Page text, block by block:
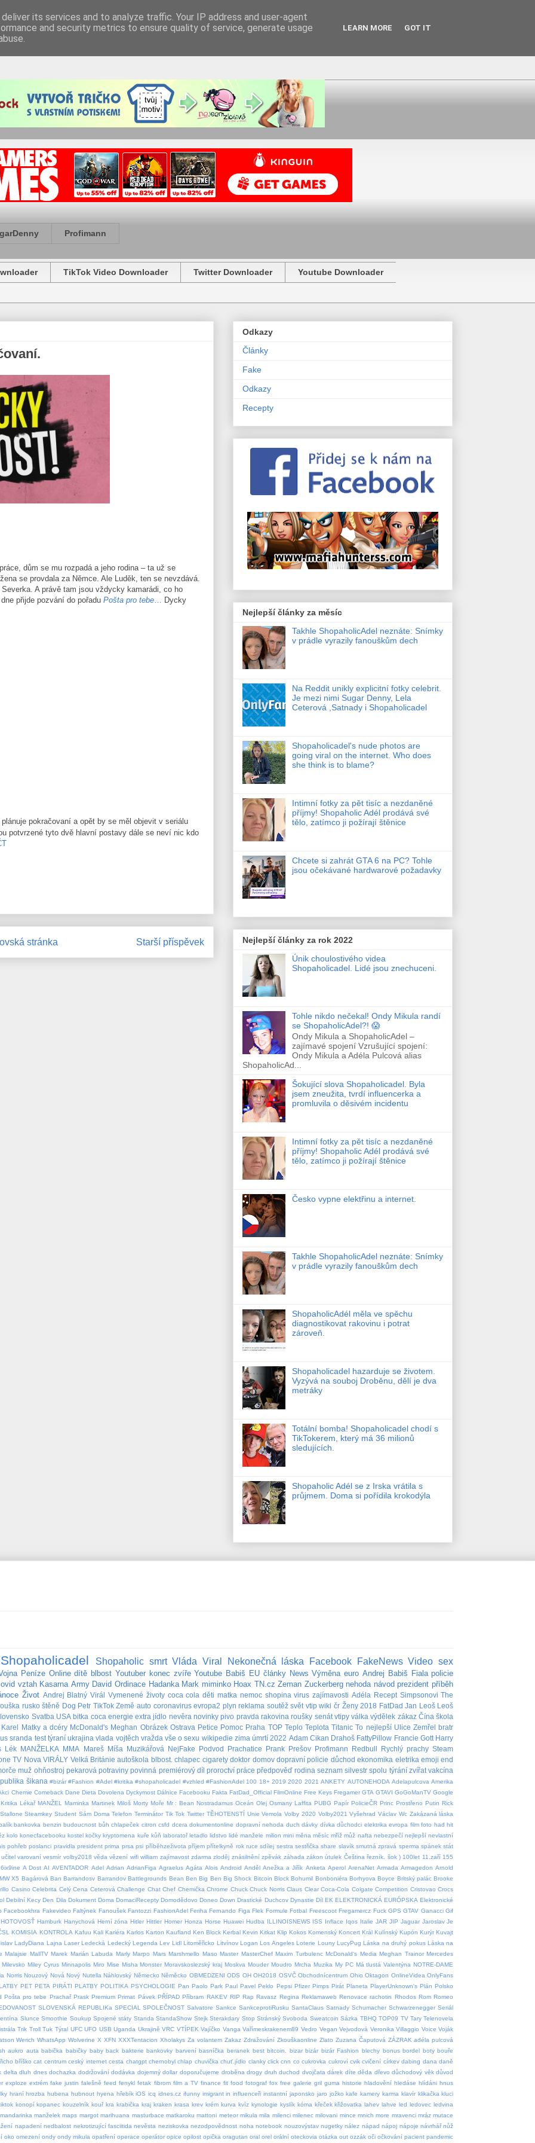
Profimann
TikTok Video Downloader Twitter Downloader Youtube Downloader
dům se mu rozpadá a jeho rodina – ta už se
se provdala za Němce. Ale Luděk, ten se nevzdává.
A právě tam jsou vždycky kamarádi, co ho
přijde pozvání do pořadu Pošta pro tebe… Dycky
pokračovaní a opět by se měl objevit v seriálu
potvrzené tyto dvě hlavní postavy dále se neví nic kdo
Starší příspěvek
stránka
Odkazy
Články
Fake
Odkazy
Recepty
Nejlepší články za měsíc
Takhle ShopaholicAdel neznáte: Snímky
v prádle vyrazily fanouškům dech
Na Reddit unikly explicitní fotky celebrit.
Je mezi nimi Sugar Denny, Lela
Ceterová ,Satnady i Shopaholicadel
Shopaholicadel's nude photos are
going viral on the internet. Who does
she think is to blame?
Intimní fotky za pět tisíc a nezdaněné
příjmy! Shopaholic Adél prodává své
tělo, zatímco ji požírají štěnice
Chcete si zahrát GTA 6 na PC? Tohle
jsou očekávané hardwarové požadavky
Nejlepší články za rok 2022
Únik choulostivého videa
Shopaholicadel. Lidé jsou znechuceni.
Tohle nikdo nečekal! Ondy Mikula randí
se ShopaholicAdel?! 😱
Ondy Mikula a ShopaholicAdel –
zajímavé spojení Vzrušující spojení:
Ondy Mikula a Adéla Pulcová alias
ShopaholicAd...
Šokující slova Shopaholicadel. Byla
jsem zneužita, tvrdí influencerka a
promluvila o děsivém incidentu
Intimní fotky za pět tisíc a nezdaněné
příjmy! Shopaholic Adél prodává své
tělo, zatímco ji požírají štěnice
Česko vypne elektřinu a internet.
Takhle ShopaholicAdel neznáte: Snímky
v prádle vyrazily fanouškům dech
ShopaholicAdél měla ve spěchu
diagnostikovat rakovinu i potrat
zároveň.
Shopaholicadel hazarduje se životem.
Vyzývá na souboj Droběnu, dělí je dva
metráky
Totální bomba! Shopaholicadel chodí s
TikTokerem, který má 36 milionů
sledujících.
Shopaholic Adél se z Irska vrátila s
průjmem. Doma si pořídila krokodýla
Shopaholic smrt Vláda Viral Nekonečná láska Facebook FakeNews Video sex
Peníze Online dítě blbost Youtuber konec zvíře Youtube Babiš EU články News Výměna euro Andrej Babiš Fiala policie
vztah Kasarna Army David Ordinace Hadanka Mark miminko Hoax TN.cz Zeman Zuckerberg nehoda návod prezident příběh
Život Andrej Blatný Virál Vymenené životy coca cola děti matka nemoc shopina virus zajímavosti Adéla Recept Simpsonovi The
rusko štěně Dog Petr TikTok Země auto coronavirus evropa2 plyn reklama soutěž svět vtip wiki čr Ženy 2018 FatDad Jan Leoš Leoš
Svatba USA bitka coca energie extra jídlo nevěra novinky pivo pravda rakovina roušky senát vtipy válka výdělek zákaz Čína škola
Karel Matky a dcéry McDonald's Meghan Obrázek Ostrava Petice Pomoc Praha TOP Teplo Teplota Titanic To nejlepší Ulice Zemřel bratr
sranda test týraní ukrajina vlada vojtěch vražda vše o sexu wikipedie zima úmrtí 2022 Adam Cikan Drahoš FattyPillow Francie Gott Harry
Lék MANŽELKA MMA Mareš Míša Muzikářová NejFake Podvod Prachatice Prank Prešov Profimann Redbull Rychlý prachy Steam
TV Nova VIRÁLY Velká Británie autoškola blbost. chlapec cigarety doktor domov dopravní policie důchod ekonomika eletrika emoji end
muž ohňostroj pekarová potraviny povinná premiérový díl proroctví práce předpověď rodina seznam silvestr spolu týrání zvířat vakcína
šikana #bizár #Fashion #Adel #kritika #shopaholicadel #vzhled #FashionAdel 100 18+ 2019 2020 2021 ANKETY AUTONEHODA Adelapulcova Amerika
Chemie Comeback Dane Dieta Dovolena Dyckymost Dálnice Facebooku Fakta FatDad_Official FilmOnline Free Keys Fregamer GTA GTAVI GoGoManTV Google
Kritika Lékař MANŽEL Maminka Martinek Miloš Morty Moře Mr : Bean Nostradamus Oceán Olej Osmany Laffita PUBG Papír PolicieČR Princ Prostřeno Putin Rick
Stallone Steamkey Student Sám Doma Telefon Terminátor Tik Tok Twitter TĚHOTENSTÍ Unie Vemola Volby 2020 Volby2021 Vyšehrad Václav Wc Zakázaná láska
bankovka benzin budoucnost bůh chlapeček citron csfd dcera dokumentonline dopravní nehoda duch dávky dívka důchodci elektrika evropa film foto had hit
kolo konecfacebooku kostel kočky kryptomena kuře kůň laboratoř letadlo lidstvo lidé manžele milion mini měna měsíc mříž můž nafta nebezpečí nejlepší nevlastní
pohřeb poslanci pravidla president prima prsa psi příběhzeživota příjem přítelkyně rok ruce sdílej sestra sestřička share slavík smutná zpravá sperma spánek stát
učitel varovaní vesmír volby2018 věda vězení wifi william zajímavost zdarma zloděj znásilnění zpěvák záhada zákon útulek Čeština řezník. šok ) 100let 11.zaří 155
6ix9ine A Dost AI AVENTADOR Adel Adrian AdrianFiga Agraelus Agáta Alois Android Anděl Anežka a Jiřík Anketa Aperol ArenaNet Armada Armagedon Arnold
X5 Bagárová Ban Barrandosv Barrandov Battlegrounds Bean Ben Big Ben Big Shock Bitcoin Block Bohumil Bonboniéra Borhyova Boyce Britský palác Brooke
Casino Celebrita Celý Cena Ceterová Challenge Chat Chef Chemička Chrome Chuck Chuck Norris Claus Clear Coca-Cola Colgate Competition Cristovao Crocs
Debilní Kecy Den Dila Dokument Doma DomaciRecepty Domodědovo Doneo Down Drastické Duchcov Dynastie Díl EK ELEKTRONICKÁ EURÓPSKA Elektronické
Facebookhra Fakevideo Faltýnek Fanoušek Fantozzi FashionAdel Feriha Fernando Figa Flek Formule Fotbal Freescoot Fregamercz Fuck GPS GTAV Ganacci Gif
HOTOVOSŤ Hamburk Hanychová Herní zóna Hitler Hittler Homer Honza Horse Huawei Hudba ILLINOISNEWS ISS Inflace Iqos Italie JAR JIP Jaguar Jaroslav Je
KOMISIA KONTROLA Kafuu Kali Kariéra Karlos Karton Kaufland Ken Block Kerbal Kevin Kitkat Klip Kokos Komenský Koncert Král Kulínský Kupón Kurýr Kuvajt
LadyDiana Lajna Laser Ledecká Ledecký Legenda Lev Lidl Litoměřicko Litvínov Logan Los Angeles Loterie Louny LucyPug Láska na druhý pokus Láska na
Malajsie MallTV Marek Marián Labuda Marly Marpo Mars Marshmello Maso Master MasterChef Maxim Turbulenc McDonald‘s Media Meghan Trainor Mercedes
Milevsko Miley Cyrus Minnapolis Miro Mise Misha Monster Moravskoslezský kraj Moskva Mouder Moudro Mrcha Muzika My PC Má tlustá Valentýna NOTRE-DAME
Norris Nouzový Nová Nový Nutella Náhlovský Německo Něměcko OBMEDZENI ODS OH OH2018 OSVČ Obchodnícentrum Ohio Oktagon OnlineVidea OnlyFans
PET PETA PIRÁTI PLATBY POLITIKA PSYCHOLOGIE Pan Paolo Park Paul Pavel Peklo Pepsi Pfizer Pimps Pirát Planeta PlayerUnknown's Plán Polsko
Pošta pro tebe Prachař Prask Premium Primat Pávek PŘÍPAD Příbram RAKEV RIP Rap Ravasz Regina Reklamaweb Renovace rachotin Rhodos Rom Romeo
SLOVENSKÁ REPUBLIKa SPECIAL SPOLEČNOST Salvatore Sankce SankceprotiRusku SantaClaus Satnady Schumacher Schwarzenegger Seriál
Slunce Smoothie Soukup Spojené státy Standa StandaShow Stejk Sterakdary Stop Stránský Svoboda Sweatcoin Sázka TBHQ TOP09 TV Tary Telenovela
Trik Troll Tuk Týral UFC UFO USB Uganda Ukrajině VRC VTÍPEK Vajíčko Vanga Vařímeskrakenem89 Vedro Vegan Vejvodová Veronika Villaggio Voice Voják
Werich WhatsApp Wolverine X XFN XXXTentacion Xholakys Za volantem Zakaz Zdražování Zkouškaonline Zlato Zuzana Čaputová ZÁZRAK adéla pulcová
aukro auta babička babičky baby back bakterie bankovky barvení basníčka beranek best bitcoin. bizar bizár bizár Fashion blechy bonus bordel boty bouře
bříško cat centrum ceský internet cesta chatgpt chernobyl chlap chuvička chuť.jídlo clanky click cnn co cukrovka cukroví cvik cvičení církev dabing dana daně
delta dluh dnes dochazka dodržování dodávka dojemný dollar doporučujeme droběna drogy druh duchod dvojčata dárek díte děda dřevo důchodový věk důvod
exploze extrém fake justin falešně feed fenykl fetak fibrom film a TV finance fit food fotograf fox free galerie gril guma historie hladovění hledáse hlídáni hnus
hraní hrozba hubena hubnout hyena hřebík iOS icq idnes.cz ifunny imigrant in influenceři instantní japonsko jaro jožko kafe kamery karma klavír klikačka kluci
konopí kopanec kouzelník kouř kra krabička kraj kraken krasa krev krém kurva kvíz kynologie kyslík kóma křeček křižovatka lahev lahve led ledovec ledvina
mandarinka manželek maps margot marihuana masturbace matkaroku mattoni meteor mikula mila milenci milenec milovani mince mnich more mravenci mráz mutace
napadení nedbalost nekrotizující fasciitida nevěsta neziskovka nezodpovědnost noha notebook nouzovýstav nugetky nález nápad nápoj nápoje návrhář nůž
oko omezení ondy ondy mikula opatření operace operátor opice opilost opička oragutan oral orel orální oteckovia otázka out ozzák oči očkování pacient pandemic
its services and to analyze traffic. Your IP address and user-agent
and security metrics to ensure quality of service, generate usage
LEARN MORE GOT IT